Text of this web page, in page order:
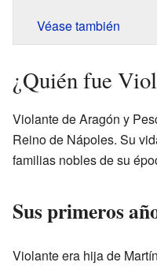
Véase también
¿Quién fue
Violante de Aragón y
Reino de Nápoles. Su
familias nobles de su
Sus primeros
Violante era hija de